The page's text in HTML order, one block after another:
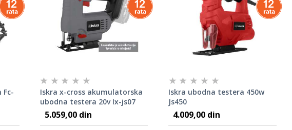
Fc-
Iskra x-cross akumulatorska
ubodna testera 20v Ix-js07
5.059,00 din
Iskra ubodna testera 450w
Js450
4.009,00 din